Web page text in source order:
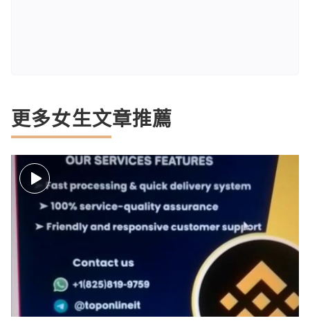
更多女生文章推薦